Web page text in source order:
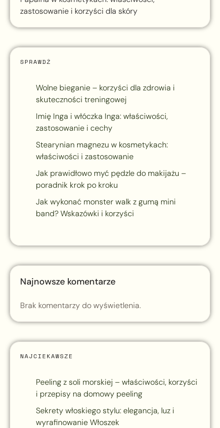
zastosowanie i korzyści dla skóry
SPRAWDŹ
Wolne bieganie – korzyści dla zdrowia i
skuteczności treningowej
Imię Inga i włóczka Inga: właściwości,
zastosowanie i cechy
Stearynian magnezu w kosmetykach:
właściwości i zastosowanie
Jak prawidłowo myć pędzle do makijażu –
poradnik krok po kroku
Jak wykonać monster walk z gumą mini
band? Wskazówki i korzyści
Najnowsze komentarze
Brak komentarzy do wyświetlenia.
NAJCIEKAWSZE
Peeling z soli morskiej – właściwości, korzyści
i przepisy na domowy peeling
Sekrety włoskiego stylu: elegancja, luz i
wyrafinowanie Włoszek